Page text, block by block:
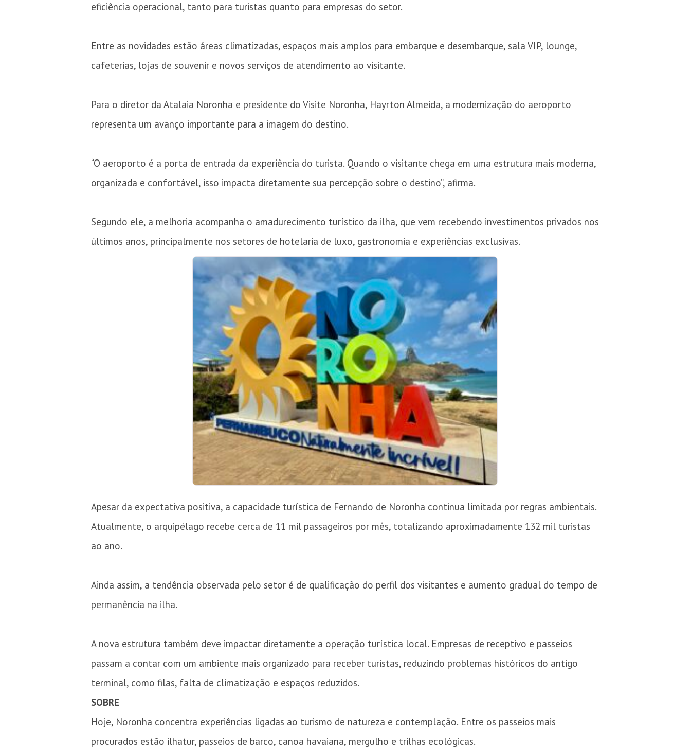
eficiência operacional, tanto para turistas quanto para empresas do setor.
Entre as novidades estão áreas climatizadas, espaços mais amplos para embarque e desembarque, sala VIP, lounge,
cafeterias, lojas de souvenir e novos serviços de atendimento ao visitante.
Para o diretor da Atalaia Noronha e presidente do Visite Noronha, Hayrton Almeida, a modernização do aeroporto
representa um avanço importante para a imagem do destino.
“O aeroporto é a porta de entrada da experiência do turista. Quando o visitante chega em uma estrutura mais moderna,
organizada e confortável, isso impacta diretamente sua percepção sobre o destino”, afirma.
Segundo ele, a melhoria acompanha o amadurecimento turístico da ilha, que vem recebendo investimentos privados nos
últimos anos, principalmente nos setores de hotelaria de luxo, gastronomia e experiências exclusivas.
Apesar da expectativa positiva, a capacidade turística de Fernando de Noronha continua limitada por regras ambientais.
Atualmente, o arquipélago recebe cerca de 11 mil passageiros por mês, totalizando aproximadamente 132 mil turistas
ao ano.
Ainda assim, a tendência observada pelo setor é de qualificação do perfil dos visitantes e aumento gradual do tempo de
permanência na ilha.
A nova estrutura também deve impactar diretamente a operação turística local. Empresas de receptivo e passeios
passam a contar com um ambiente mais organizado para receber turistas, reduzindo problemas históricos do antigo
terminal, como filas, falta de climatização e espaços reduzidos.
SOBRE
Hoje, Noronha concentra experiências ligadas ao turismo de natureza e contemplação. Entre os passeios mais
procurados estão ilhatur, passeios de barco, canoa havaiana, mergulho e trilhas ecológicas.